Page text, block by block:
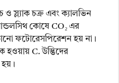
ও স্ল্যাক চক্র এবং ক্যালভিন
কোষে CO₂ এর
ফটোরেসপিরেশন হয় না।
হওয়ায় C. উদ্ভিদের
হয়।